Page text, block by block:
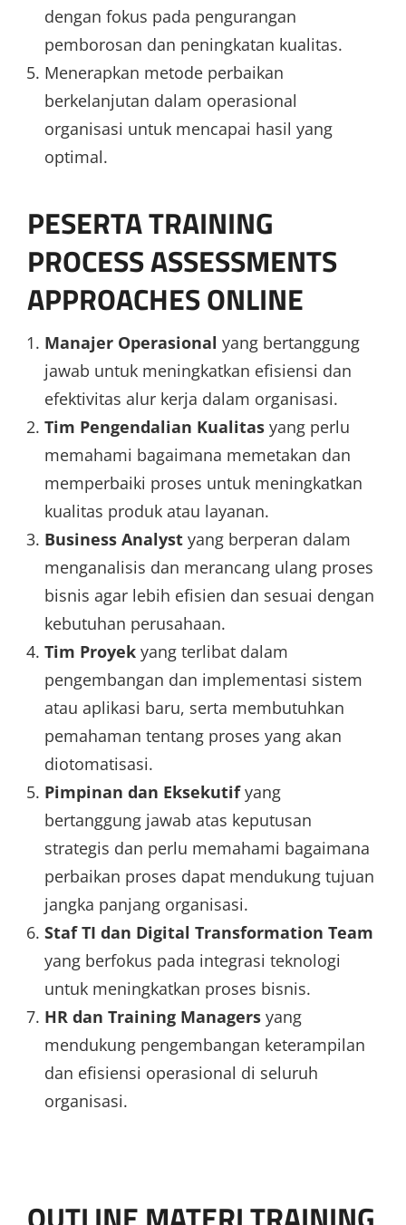
dengan fokus pada pengurangan
pemborosan dan peningkatan kualitas.
Menerapkan metode perbaikan
berkelanjutan dalam operasional
organisasi untuk mencapai hasil yang
optimal.
PESERTA TRAINING
PROCESS ASSESSMENTS
APPROACHES ONLINE
Manajer Operasional yang bertanggung
jawab untuk meningkatkan efisiensi dan
efektivitas alur kerja dalam organisasi.
Tim Pengendalian Kualitasyang perlu
memahami bagaimana memetakan dan
memperbaiki proses untuk meningkatkan
kualitas produk atau layanan.
Business Analystyang berperan dalam
menganalisis dan merancang ulang proses
bisnis agar lebih efisien dan sesuai dengan
kebutuhan perusahaan.
Tim Proyekyang terlibat dalam
pengembangan dan implementasi sistem
atau aplikasi baru, serta membutuhkan
pemahaman tentang proses yang akan
diotomatisasi.
Pimpinan dan Eksekutifyang
bertanggung jawab atas keputusan
strategis dan perlu memahami bagaimana
perbaikan proses dapat mendukung tujuan
jangka panjang organisasi.
Staf TI dan Digital Transformation Team
yang berfokus pada integrasi teknologi
untuk meningkatkan proses bisnis.
HR dan Training Managersyang
mendukung pengembangan keterampilan
dan efisiensi operasional di seluruh
organisasi.